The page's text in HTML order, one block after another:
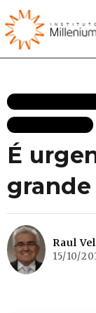
É
Raul
15/10/